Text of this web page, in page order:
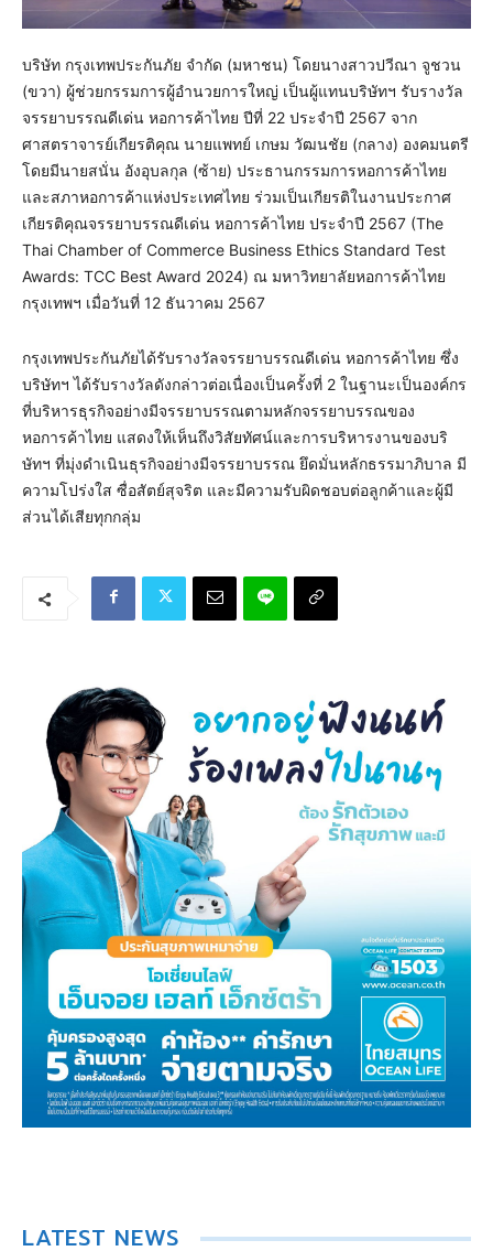
บริษัท กรุงเทพประกันภัย จำกัด (มหาชน) โดยนางสาวปวีณา จูชวน
(ขวา) ผู้ช่วยกรรมการผู้อำนวยการใหญ่ เป็นผู้แทนบริษัทฯ รับรางวัล
จรรยาบรรณดีเด่น หอการค้าไทย ปีที่ 22 ประจำปี 2567 จาก
ศาสตราจารย์เกียรติคุณ นายแพทย์ เกษม วัฒนชัย (กลาง) องคมนตรี
โดยมีนายสนั่น อังอุบลกุล (ซ้าย) ประธานกรรมการหอการค้าไทย
และสภาหอการค้าแห่งประเทศไทย ร่วมเป็นเกียรติในงานประกาศ
เกียรติคุณจรรยาบรรณดีเด่น หอการค้าไทย ประจำปี 2567 (The
Thai Chamber of Commerce Business Ethics Standard Test
Awards: TCC Best Award 2024) ณ มหาวิทยาลัยหอการค้าไทย
กรุงเทพฯ เมื่อวันที่ 12 ธันวาคม 2567
กรุงเทพประกันภัยได้รับรางวัลจรรยาบรรณดีเด่น หอการค้าไทย ซึ่ง
บริษัทฯ ได้รับรางวัลดังกล่าวต่อเนื่องเป็นครั้งที่ 2 ในฐานะเป็นองค์กร
ที่บริหารธุรกิจอย่างมีจรรยาบรรณตามหลักจรรยาบรรณของ
หอการค้าไทย แสดงให้เห็นถึงวิสัยทัศน์และการบริหารงานของบริ
ษัทฯ ที่มุ่งดำเนินธุรกิจอย่างมีจรรยาบรรณ ยึดมั่นหลักธรรมาภิบาล มี
ความโปร่งใส ซื่อสัตย์สุจริต และมีความรับผิดชอบต่อลูกค้าและผู้มี
ส่วนได้เสียทุกกลุ่ม
LATEST NEWS